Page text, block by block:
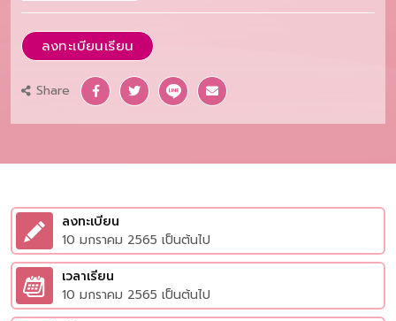
ลงทะเบียนเรียน
Share
ลงทะเบียน
10 มกราคม 2565 เป็นต้นไป
เวลาเรียน
10 มกราคม 2565 เป็นต้นไป